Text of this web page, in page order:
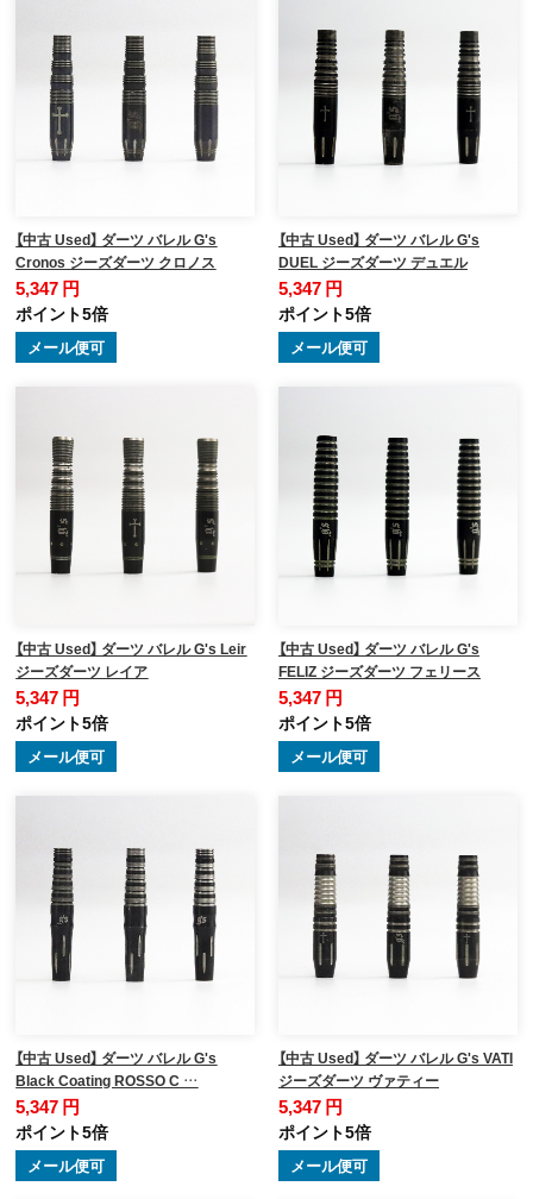
【中古 Used】 ダーツ バレル G's
Cronos ジーズダーツ クロノス
5,347 円
ポイント5倍
メール便可
【中古 Used】 ダーツ バレル G's
DUEL ジーズダーツ デュエル
5,347 円
ポイント5倍
メール便可
【中古 Used】 ダーツ バレル G's Leir
ジーズダーツ レイア
5,347 円
ポイント5倍
メール便可
【中古 Used】 ダーツ バレル G's
FELIZ ジーズダーツ フェリース
5,347 円
ポイント5倍
メール便可
【中古 Used】 ダーツ バレル G's
Black Coating ROSSO C …
5,347 円
ポイント5倍
メール便可
【中古 Used】 ダーツ バレル G's VATI
ジーズダーツ ヴァティー
5,347 円
ポイント5倍
メール便可